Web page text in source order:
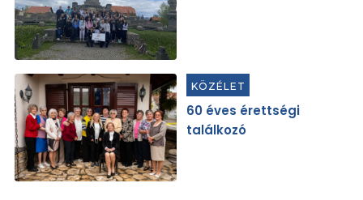
KÖZÉLET
60 éves érettségi
találkozó